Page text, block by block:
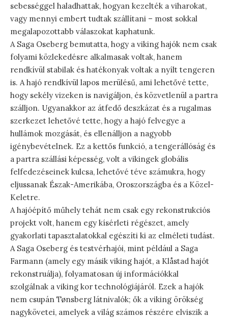
sebességgel haladhattak, hogyan kezelték a viharokat,
vagy mennyi embert tudtak szállítani – most sokkal
megalapozottabb válaszokat kaphatunk.
A Saga Oseberg bemutatta, hogy a viking hajók nem csak
folyami közlekedésre alkalmasak voltak, hanem
rendkívül stabilak és hatékonyak voltak a nyílt tengeren
is. A hajó rendkívül lapos merülésű, ami lehetővé tette,
hogy sekély vizeken is navigáljon, és közvetlenül a partra
szálljon. Ugyanakkor az átfedő deszkázat és a rugalmas
szerkezet lehetővé tette, hogy a hajó felvegye a
hullámok mozgását, és ellenálljon a nagyobb
igénybevételnek. Ez a kettős funkció, a tengerállóság és
a partra szállási képesség, volt a vikingek globális
felfedezéseinek kulcsa, lehetővé téve számukra, hogy
eljussanak Észak-Amerikába, Oroszországba és a Közel-
Keletre.
A hajóépítő műhely tehát nem csak egy rekonstrukciós
projekt volt, hanem egy kísérleti régészet, amely
gyakorlati tapasztalatokkal egészíti ki az elméleti tudást.
A Saga Oseberg és testvérhajói, mint például a Saga
Farmann (amely egy másik viking hajót, a Klåstad hajót
rekonstruálja), folyamatosan új információkkal
szolgálnak a viking kor technológiájáról. Ezek a hajók
nem csupán Tønsberg látnivalók; ők a viking örökség
nagykövetei, amelyek a világ számos részére elviszik a